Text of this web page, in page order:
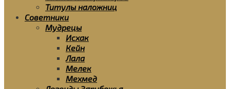
Титулы наложниц
Советники
Мудрецы
Исхак
Кейн
Лала
Мелек
Мехмед